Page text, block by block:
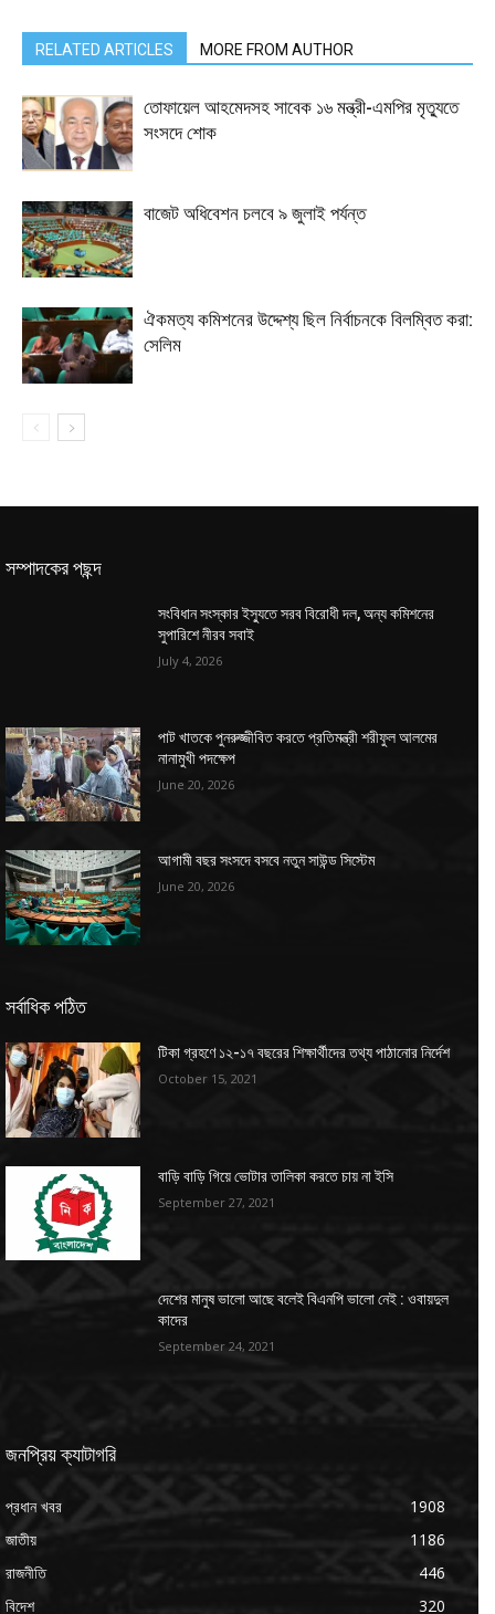
RELATED ARTICLES MORE FROM AUTHOR
তোফায়েল আহমেদসহ সাবেক ১৬ মন্ত্রী-এমপির মৃত্যুতে
সংসদে শোক
বাজেট অধিবেশন চলবে ৯ জুলাই পর্যন্ত
ঐকমত্য কমিশনের উদ্দেশ্য ছিল নির্বাচনকে বিলম্বিত করা:
সেলিম
সম্পাদকের পছন্দ
সংবিধান সংস্কার ইস্যুতে সরব বিরোধী দল, অন্য কমিশনের
সুপারিশে নীরব সবাই
July 4, 2026
পাট খাতকে পুনরুজ্জীবিত করতে প্রতিমন্ত্রী শরীফুল আলমের
নানামুখী পদক্ষেপ
June 20, 2026
আগামী বছর সংসদে বসবে নতুন সাউন্ড সিস্টেম
June 20, 2026
সর্বাধিক পঠিত
টিকা গ্রহণে ১২-১৭ বছরের শিক্ষার্থীদের তথ্য পাঠানোর নির্দেশ
October 15, 2021
বাড়ি বাড়ি গিয়ে ভোটার তালিকা করতে চায় না ইসি
September 27, 2021
দেশের মানুষ ভালো আছে বলেই বিএনপি ভালো নেই : ওবায়দুল
কাদের
September 24, 2021
জনপ্রিয় ক্যাটাগরি
প্রধান খবর
1908
জাতীয়
1186
রাজনীতি
446
বিদেশ
320